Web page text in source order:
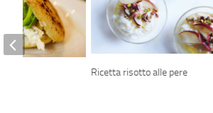
Ricetta risotto alle pere